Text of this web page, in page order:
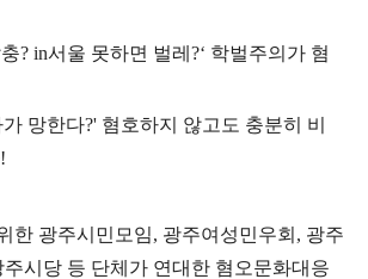
? in서울 못하면 벌레?‘ 학벌주의가 혐
망한다?' 혐호하지 않고도 충분히 비
한 광주시민모임, 광주여성민우회, 광주
시당 등 단체가 연대한 혐오문화대응